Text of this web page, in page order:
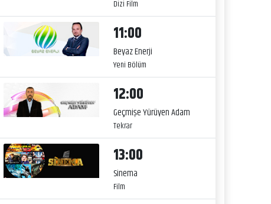
Dizi Film
11:00
Beyaz Enerji
Yeni Bölüm
12:00
Geçmişe Yürüyen Adam
Tekrar
13:00
Sinema
Film